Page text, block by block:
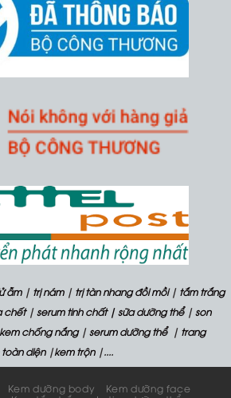
ẫm| trị nám| trị tàn nhang đồi mồi| tắm trắng
chết|serum tinh chất | sữa dưỡng thể |son
kem chống nắng|serum dưỡng thể | trang
diện|kem trộn|....
Kem dưỡng body
Kem dưỡng face